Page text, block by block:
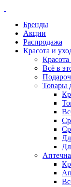
Бренды
Акции
Распродажа
Красота и
Всё в
Товары